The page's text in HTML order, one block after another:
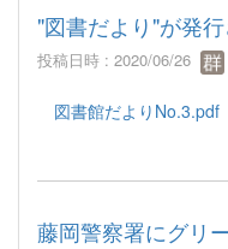
"図書だより"が発
投稿日時 : 2020/06/26
図書館だよりNo.3.pdf
藤岡警察署にグリ